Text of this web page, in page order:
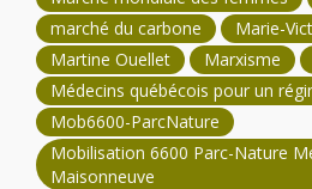
marché du carbone
Marie-
Martine Ouellet
Marxisme
Médecins québécois pour un
Mob6600-ParcNature
Mobilisation 6600 Parc-Nature
Maisonneuve